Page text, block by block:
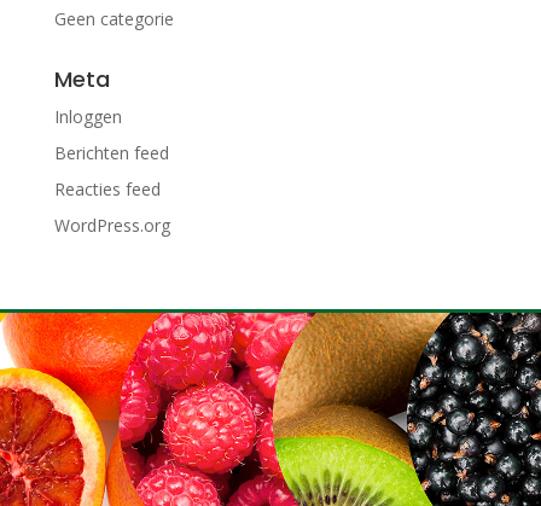
Geen categorie
Meta
Inloggen
Berichten feed
Reacties feed
WordPress.org